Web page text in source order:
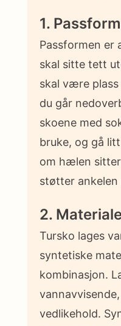
1.
Passformen er
skal sitte tett
skal være
du går
skoene med
bruke, og gå
om hælen
støtter ankelen
2.
Tursko lages
syntetiske
kombinasjon.
vedlikehold.